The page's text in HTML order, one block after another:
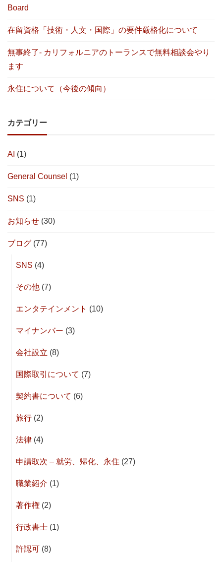
Board
在留資格「技術・人文・国際」の要件厳格化について
無事終了- カリフォルニアのトーランスで無料相談会やり
ます
永住について（今後の傾向）
カテゴリー
AI (1)
General Counsel (1)
SNS (1)
お知らせ (30)
ブログ (77)
SNS (4)
その他 (7)
エンタテインメント (10)
マイナンバー (3)
会社設立 (8)
国際取引について (7)
契約書について (6)
旅行 (2)
法律 (4)
申請取次 – 就労、帰化、永住 (27)
職業紹介 (1)
著作権 (2)
行政書士 (1)
許認可 (8)